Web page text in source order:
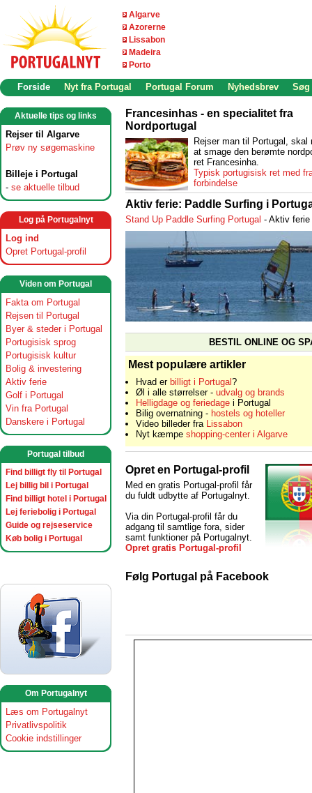
Algarve
Azorerne
Lissabon
Madeira
Porto
Forside Nyt fra Portugal Portugal Forum Nyhedsbrev Søg
Aktuelle tips og links
Rejser til Algarve
Prøv ny søgemaskine
Billeje i Portugal
- se aktuelle tilbud
Log på Portugalnyt
Log ind
Opret Portugal-profil
Viden om Portugal
Fakta om Portugal
Rejsen til Portugal
Byer & steder i Portugal
Portugisisk sprog
Portugisisk kultur
Bolig & investering
Aktiv ferie
Golf i Portugal
Vin fra Portugal
Danskere i Portugal
Portugal tilbud
Find billigt fly til Portugal
Lej billig bil i Portugal
Find billigt hotel i Portugal
Lej feriebolig i Portugal
Guide og rejseservice
Køb bolig i Portugal
Om Portugalnyt
Læs om Portugalnyt
Privatlivspolitik
Cookie indstillinger
Francesinhas - en specialitet fra
Nordportugal
Rejser man til Portugal, skal
at smage den berømte
ret Francesinha.
Typisk portugisisk ret med
forbindelse
Aktiv ferie: Paddle Surfing i
Stand Up Paddle Surfing Portugal - Aktiv
BESTIL ONLINE OG
Mest populære artikler
Hvad er billigt i Portugal?
Øl i alle størrelser -udvalg og brands
Helligdage og feriedage i Portugal
Bilig overnatning - hostels og hoteller
Video billeder fra Lissabon
Nyt kæmpeshopping-center i Algarve
Opret en Portugal-profil
Med en gratis Portugal-profil får
du fuldt udbytte af Portugalnyt.
Via din Portugal-profil får du
adgang til samtlige fora, sider
samt funktioner på Portugalnyt.
Opret gratis Portugal-profil
Følg Portugal på Facebook